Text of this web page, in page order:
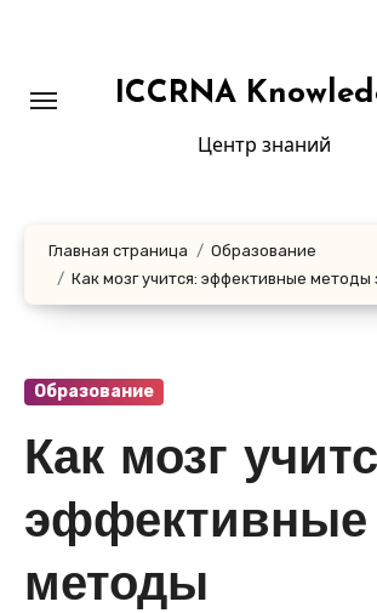
содержаниюICCRNA
Центр знаний
Главная страница
Образование
Как мозг учится: эффективные
Образование
Как мозг
эффективные
методы